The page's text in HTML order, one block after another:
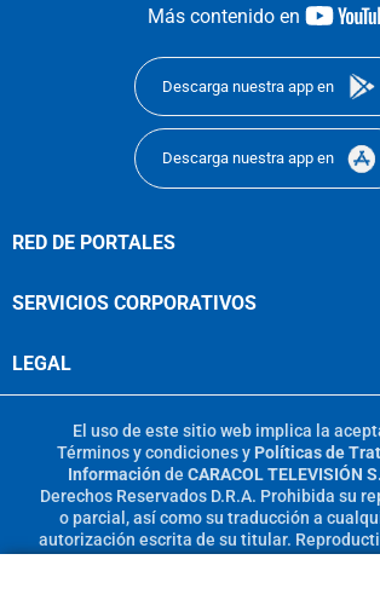
Más contenido en
Descarga nuestra app en
Descarga nuestra app en
RED DE PORTALES
SERVICIOS CORPORATIVOS
LEGAL
El uso de este sitio web implica la
Términos y condicionesy Políticas de
Información de CARACOL TELEVISIÓN
Derechos Reservados D.R.A. Prohibida su
o parcial, así como su traducción a
autorización escrita de su titular.